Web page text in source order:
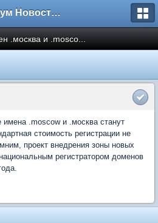
Форум Новостройки
.москва и .mosco...
.moscow и .москва станут
стоимость регистрации не
проект внедрения зоны новых
регистратором доменов